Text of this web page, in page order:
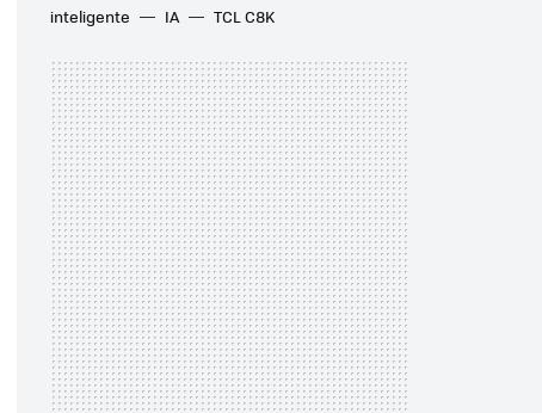
inteligente
IA TCL C8K